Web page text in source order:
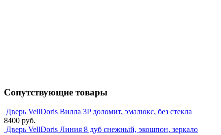
Сопутствующие товары
Дверь VellDoris Вилла 3P доломит, эмалюкс, без стекла
8400 руб.
Дверь VellDoris Линия 8 дуб снежный, экошпон, зеркало